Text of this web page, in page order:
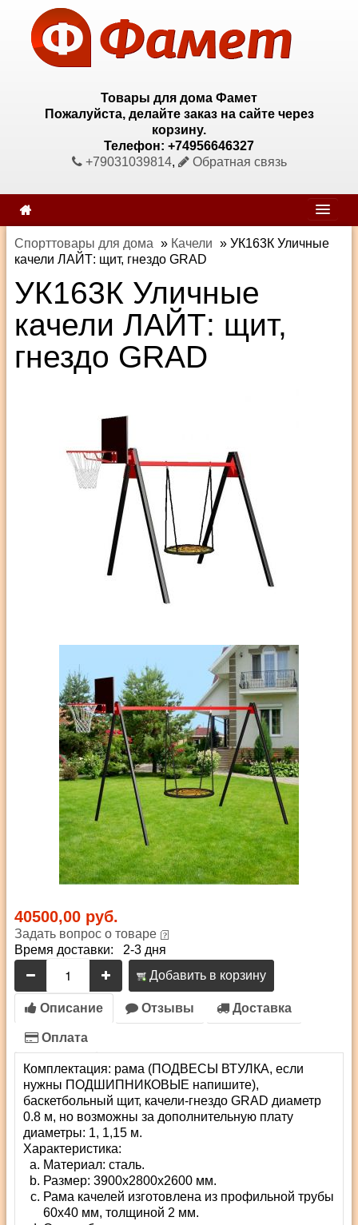
Товары для дома Фамет
Пожалуйста, делайте заказ на сайте через
корзину.
Телефон: +74956646327
+79031039814, Обратная связь
Спорттовары для дома » Качели » УК163К Уличные
качели ЛАЙТ: щит, гнездо GRAD
УК163К Уличные
качели ЛАЙТ: щит,
гнездо GRAD
40500,00 руб.
Задать вопрос о товаре
Время доставки: 2-3 дня
Добавить в корзину
Описание Отзывы Доставка
Оплата
Комплектация: рама (ПОДВЕСЫ ВТУЛКА, если
нужны ПОДШИПНИКОВЫЕ напишите),
баскетбольный щит, качели-гнездо GRAD диаметр
0.8 м, но возможны за дополнительную плату
диаметры: 1, 1,15 м.
Характеристика:
Материал: сталь.
Размер: 3900x2800x2600 мм.
Рама качелей изготовлена из профильной трубы
60х40 мм, толщиной 2 мм.